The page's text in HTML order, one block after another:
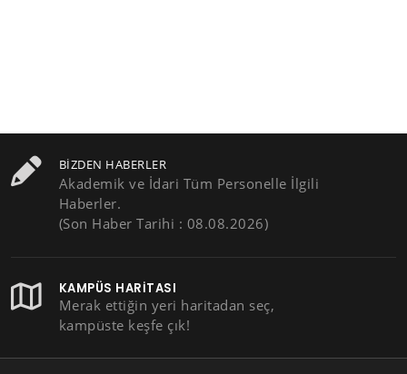
BIZDEN HABERLER
Akademik ve İdari Tüm Personelle İlgili
Haberler.
(Son Haber Tarihi : 08.08.2026)
KAMPÜS HARITASI
Merak ettiğin yeri haritadan seç,
kampüste keşfe çık!